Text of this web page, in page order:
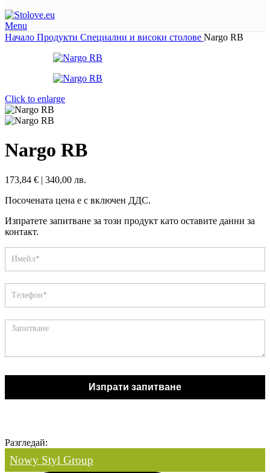
Menu
Начало Продукти Специални и високи столове Nargo RB
Click to enlarge
Nargo RB
173,84 € | 340,00 лв.
Посочената цена е с включен ДДС.
Изпратете запитване за този продукт като оставите данни за
контакт.
Изпрати запитване
you
are
human,
leave
this
field
blank.
Разгледай:
Nowy Styl Group